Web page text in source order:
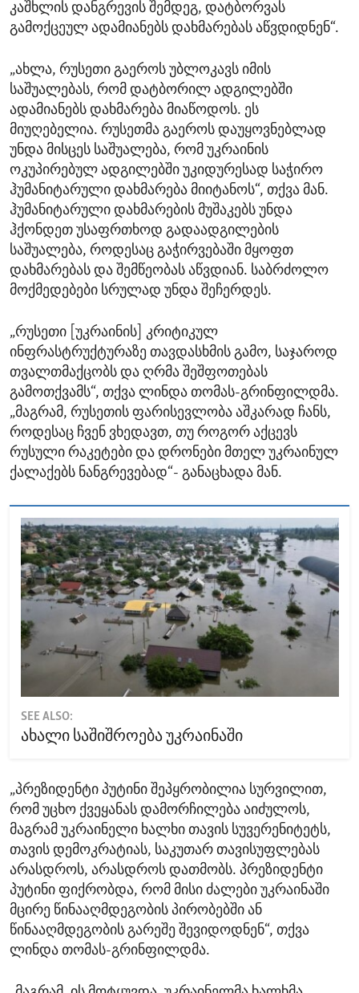
კაშხლის დანგრევის შემდეგ, დატბორვას
გამოქცეულ ადამიანებს დახმარებას აწვდიდნენ“.
„ახლა, რუსეთი გაეროს უბლოკავს იმის
საშუალებას, რომ დატბორილ ადგილებში
ადამიანებს დახმარება მიაწოდოს. ეს
მიუღებელია. რუსეთმა გაეროს დაუყოვნებლად
უნდა მისცეს საშუალება, რომ უკრაინის
ოკუპირებულ ადგილებში უკიდურესად საჭირო
ჰუმანიტარული დახმარება მიიტანოს“, თქვა მან.
ჰუმანიტარული დახმარების მუშაკებს უნდა
ჰქონდეთ უსაფრთხოდ გადაადგილების
საშუალება, როდესაც გაჭირვებაში მყოფთ
დახმარებას და შემწეობას აწვდიან. საბრძოლო
მოქმედებები სრულად უნდა შეჩერდეს.
„რუსეთი [უკრაინის] კრიტიკულ
ინფრასტრუქტურაზე თავდასხმის გამო, საჯაროდ
თვალთმაქცობს და ღრმა შეშფოთებას
გამოთქვამს“, თქვა ლინდა თომას-გრინფილდმა.
„მაგრამ, რუსეთის ფარისევლობა აშკარად ჩანს,
როდესაც ჩვენ ვხედავთ, თუ როგორ აქცევს
რუსული რაკეტები და დრონები მთელ უკრაინულ
ქალაქებს ნანგრევებად“- განაცხადა მან.
SEE ALSO:
ახალი საშიშროება უკრაინაში
„პრეზიდენტი პუტინი შეპყრობილია სურვილით,
რომ უცხო ქვეყანას დამორჩილება აიძულოს,
მაგრამ უკრაინელი ხალხი თავის სუვერენიტეტს,
თავის დემოკრატიას, საკუთარ თავისუფლებას
არასდროს, არასდროს დათმობს. პრეზიდენტი
პუტინი ფიქრობდა, რომ მისი ძალები უკრაინაში
მცირე წინააღმდეგობის პირობებში ან
წინააღმდეგობის გარეშე შევიდოდნენ“, თქვა
ლინდა თომას-გრინფილდმა.